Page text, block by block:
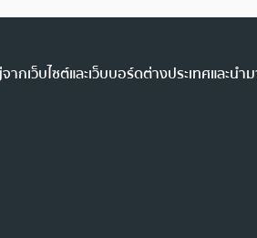
กเว็บไซต์และเว็บบอร์ดต่างประเทศและน